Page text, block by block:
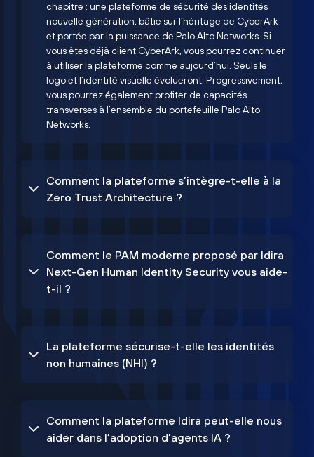
chapitre : une plateforme de sécurité des identités
nouvelle génération, bâtie sur l’héritage de CyberArk
et portée par la puissance de Palo Alto Networks. Si
vous êtes déjà client CyberArk, vous pourrez continuer
à utiliser la plateforme comme aujourd’hui. Seuls le
logo et l’identité visuelle évolueront. Progressivement,
vous pourrez également profiter de capacités
transverses à l’ensemble du portefeuille Palo Alto
Networks.
Comment la plateforme s’intègre-t-elle à la
Zero Trust Architecture ?
Comment le PAM moderne proposé par Idira
Next-Gen Human Identity Security vous aide-
t-il ?
La plateforme sécurise-t-elle les identités
non humaines (NHI) ?
Comment la plateforme Idira peut-elle nous
aider dans l’adoption d’agents IA ?